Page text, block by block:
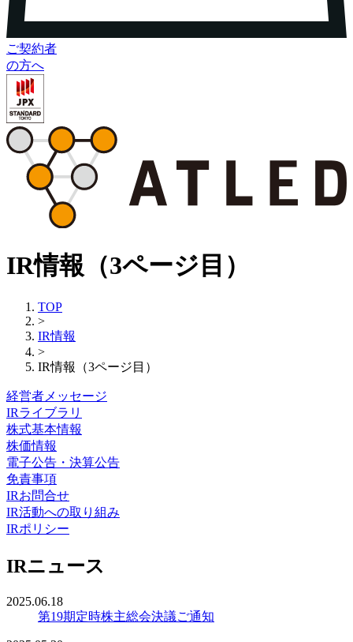
ご契約者
の方へ
IR情報（3ページ目）
TOP
>
IR情報
>
IR情報（3ページ目）
経営者メッセージ
IRライブラリ
株式基本情報
株価情報
電子公告・決算公告
免責事項
IRお問合せ
IR活動への取り組み
IRポリシー
IRニュース
2025.06.18
第19期定時株主総会決議ご通知